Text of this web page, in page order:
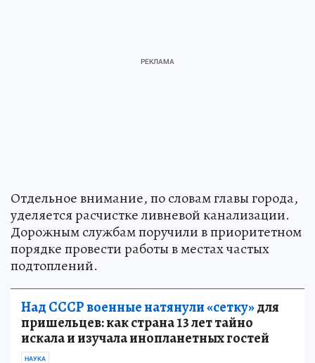
Отдельное внимание, по словам главы города,
уделяется расчистке ливневой канализации.
Дорожным службам поручили в приоритетном
порядке провести работы в местах частых
подтоплений.
Над СССР военные натянули «сетку»для
пришельцев: как страна 13 лет тайно
искала и изучала инопланетных гостей
НАУКА